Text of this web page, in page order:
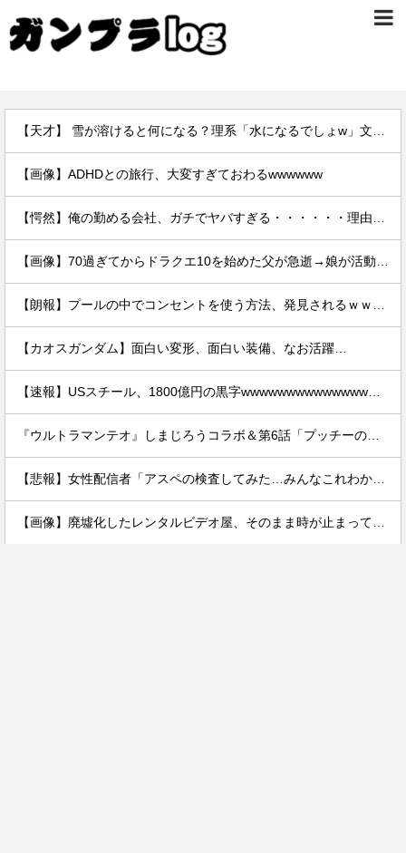
【画像】ADHDとの旅行、大変すぎておわるwwwwww
【カオスガンダム】面白い変形、面白い装備、なお活躍…